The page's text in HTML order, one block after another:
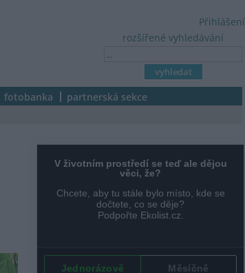
rozšířené vyhledávání
Přihlášení
fotobanka partnerská sekce